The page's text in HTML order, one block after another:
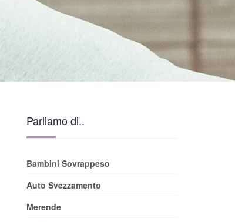
Parliamo di..
Bambini Sovrappeso
Auto Svezzamento
Merende